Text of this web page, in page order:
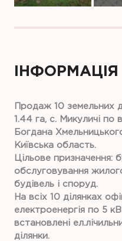
ІНФОРМАЦІЯ
Продаж 10 земельних
1.44 га, с. Микуличі
Богдана
Київська область.
Цільове призначення:
обслуговування
будівель і споруд.
На всіх 10 ділянках
електроенергія по 5
встановлені
ділянки.